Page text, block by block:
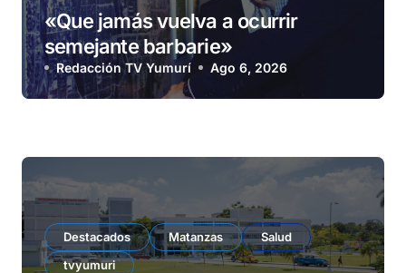
«Que jamás vuelva a ocurrir
semejante barbarie»
Redacción TV Yumurí Ago 6, 2026
Destacados Matanzas
Salud
tvyumuri